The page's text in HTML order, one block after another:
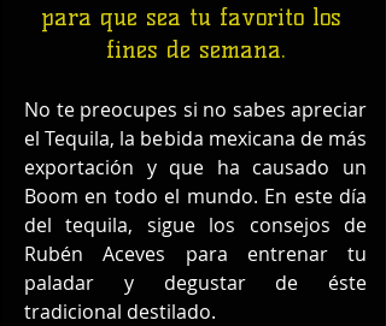
para que sea tu favorito los
fines de semana.
No te preocupes si no sabes apreciar
el Tequila, la bebida mexicana de más
exportación y que ha causado un
Boom en todo el mundo. En este día
del tequila, sigue los consejos de
Rubén Aceves para entrenar tu
paladar y degustar de éste
tradicional destilado.